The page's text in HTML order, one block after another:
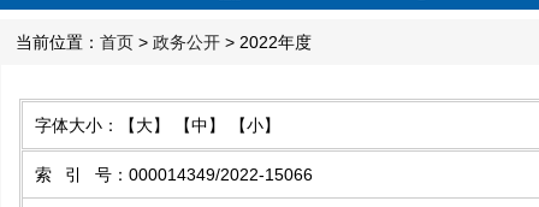
当前位置： 首页 > 政务公开 > 2022年度
字体大小： 【大】 【中】 【小】
索引号 ： 000014349/2022-15066